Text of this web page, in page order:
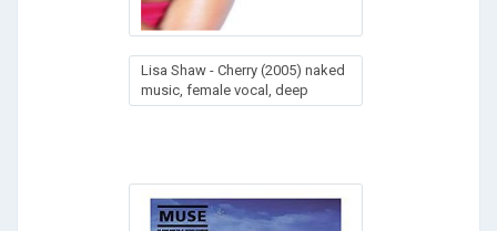
Lisa Shaw - Cherry (2005) naked
music, female vocal, deep